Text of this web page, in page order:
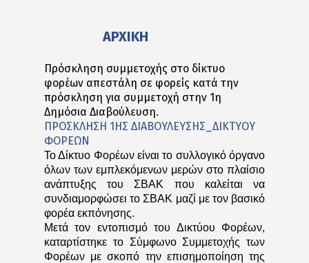
ΑΡΧΙΚΗ
Πρόσκληση συμμετοχής στο δίκτυο
φορέων απεστάλη σε φορείς κατά την
πρόσκληση για συμμετοχή στην 1η
Δημόσια Διαβούλευση.
ΠΡΟΣΚΛΗΣΗ 1ΗΣ ΔΙΑΒΟΥΛΕΥΣΗΣ_ΔΙΚΤΥΟΥ
ΦΟΡΕΩΝ
Το Δίκτυο Φορέων είναι το συλλογικό όργανο
όλων των εμπλεκόμενων μερών στο πλαίσιο
ανάπτυξης του ΣΒΑΚ που καλείται να
συνδιαμορφώσει το ΣΒΑΚ μαζί με τον βασικό
φορέα εκπόνησης.
Μετά τον εντοπισμό του Δικτύου Φορέων,
καταρτίστηκε το Σύμφωνο Συμμετοχής των
Φορέων με σκοπό την επισημοποίηση της